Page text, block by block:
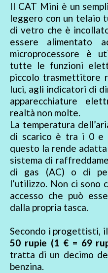
Il CAT Mini è un
leggero con un telaio
di vetro che è
essere alimentato
microprocessore è
tutte le funzioni
piccolo trasmettitore
luci, agli indicatori di
apparecchiature
realtà non molte.
La temperatura
di scarico è tra i 0 e
questo la rende
sistema di
di gas (AC) o di
l’utilizzo. Non ci sono
accesso che può
dalla propria tasca.
Secondo i progettisti,
50 rupie (1 € = 69
tratta di un decimo
benzina.